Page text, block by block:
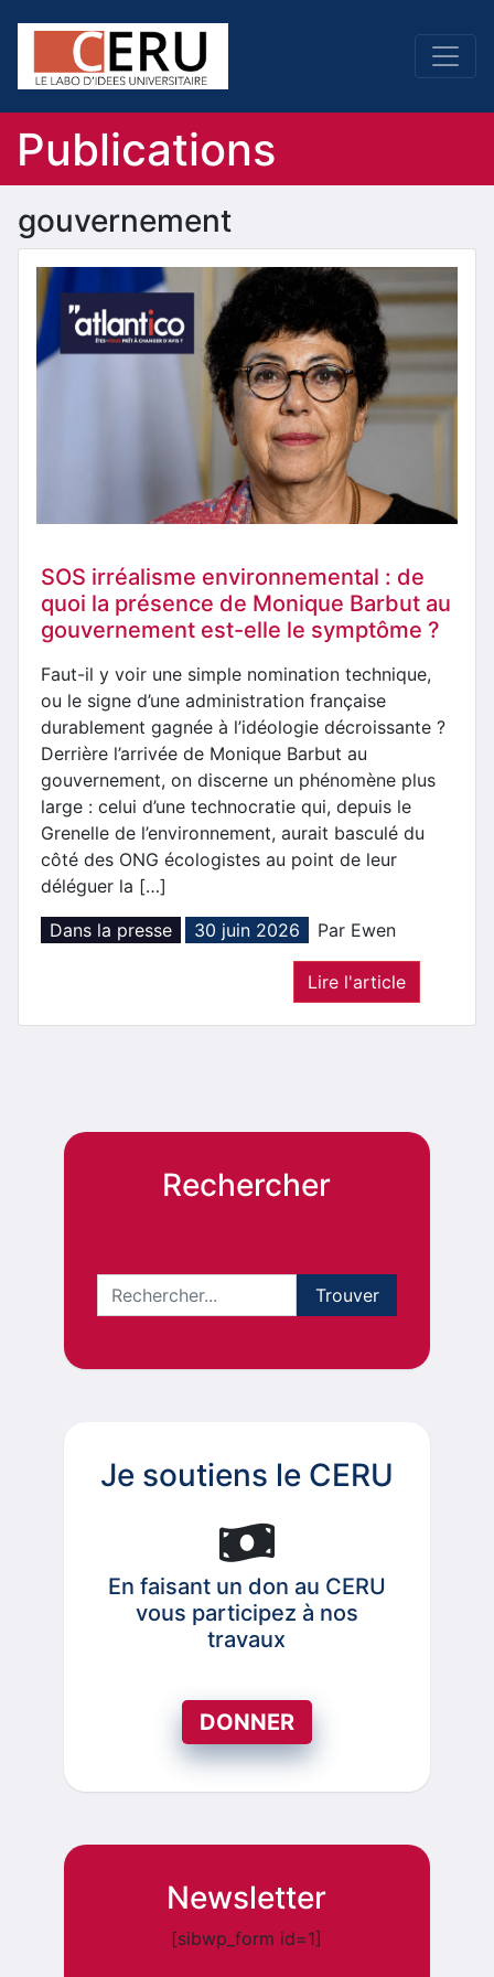
Publications
gouvernement
SOS irréalisme environnemental : de
quoi la présence de Monique Barbut au
gouvernement est-elle le symptôme ?
Faut-il y voir une simple nomination technique,
ou le signe d’une administration française
durablement gagnée à l’idéologie décroissante ?
Derrière l’arrivée de Monique Barbut au
gouvernement, on discerne un phénomène plus
large : celui d’une technocratie qui, depuis le
Grenelle de l’environnement, aurait basculé du
côté des ONG écologistes au point de leur
déléguer la […]
Dans la presse
30 juin 2026 Par Ewen
Lire l'article
Rechercher
Je soutiens le CERU
En faisant un don au CERU
vous participez à nos
travaux
DONNER
Newsletter
[sibwp_form id=1]